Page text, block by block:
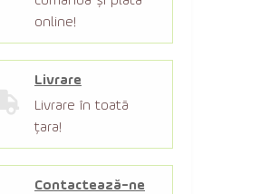
online!
Livrare
Livrare în toată
țara!
Contactează-ne